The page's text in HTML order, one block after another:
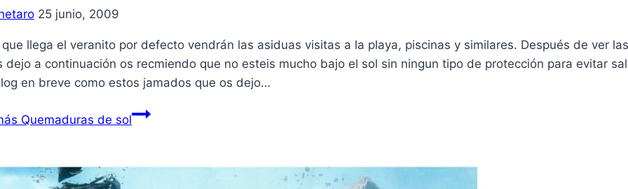
25 junio, 2009
llega el veranito por defecto vendrán las asiduas visitas a la playa, piscinas y similares. Después de ver
dejo a continuación os recmiendo que no esteis mucho bajo el sol sin ningun tipo de protección para evitar
en breve como estos jamados que os dejo…
Quemaduras de sol